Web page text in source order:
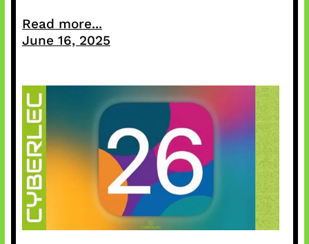
Read more...
June 16, 2025